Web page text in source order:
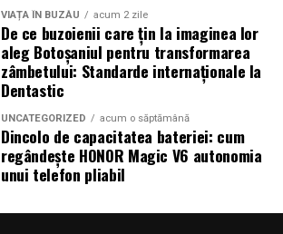
VIAȚA ÎN BUZĂU acum 2 zile
De ce buzoienii care țin la imaginea lor
aleg Botoșaniul pentru transformarea
zâmbetului: Standarde internaționale la
Dentastic
UNCATEGORIZED acum o săptămână
Dincolo de capacitatea bateriei: cum
regândește HONOR Magic V6 autonomia
unui telefon pliabil